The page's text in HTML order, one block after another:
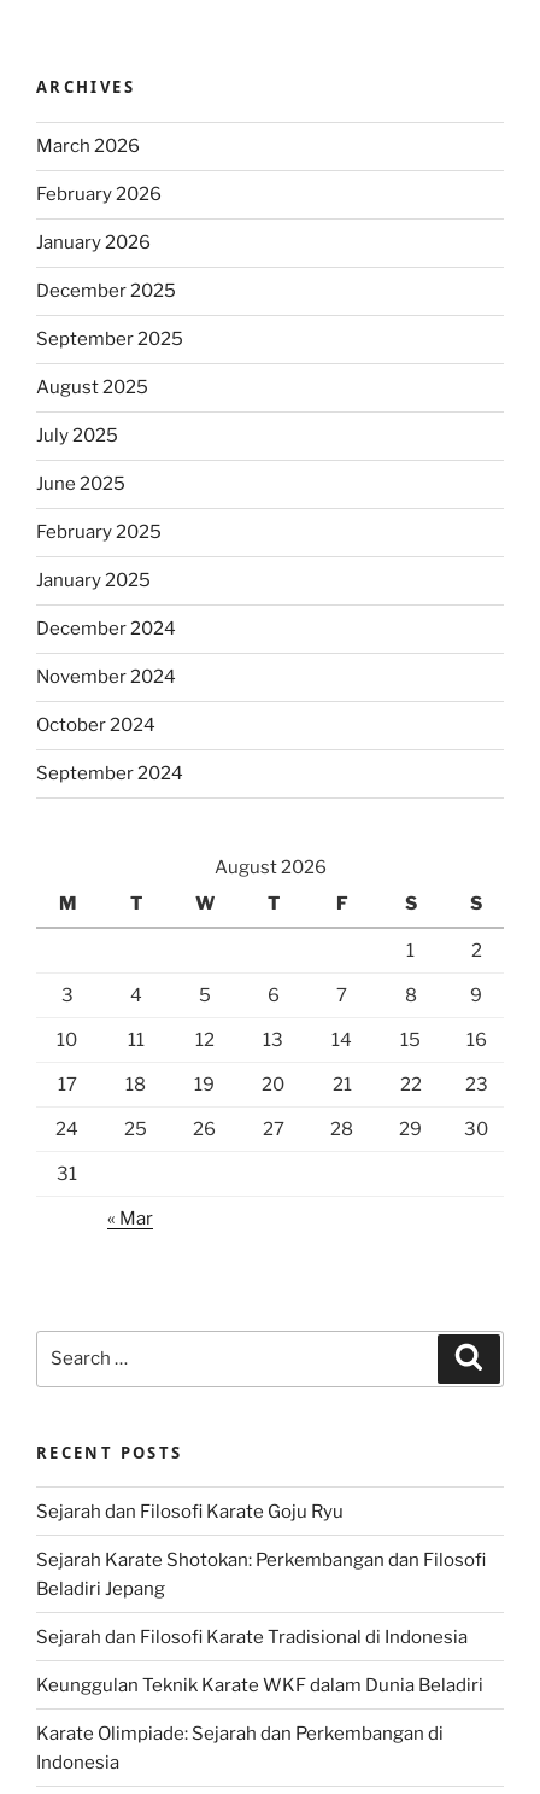
ARCHIVES
March 2026
February 2026
January 2026
December 2025
September 2025
August 2025
July 2025
June 2025
February 2025
January 2025
December 2024
November 2024
October 2024
September 2024
August 2026
M
T W T F S S
1 2
3 4 5 6 7 8 9
10 11 12 13 14 15 16
17 18 19 20 21 22 23
24 25 26 27 28 29 30
31
« Mar
RECENT POSTS
Sejarah dan Filosofi Karate Goju Ryu
Sejarah Karate Shotokan: Perkembangan dan Filosofi
Beladiri Jepang
Sejarah dan Filosofi Karate Tradisional di Indonesia
Keunggulan Teknik Karate WKF dalam Dunia Beladiri
Karate Olimpiade: Sejarah dan Perkembangan di
Indonesia